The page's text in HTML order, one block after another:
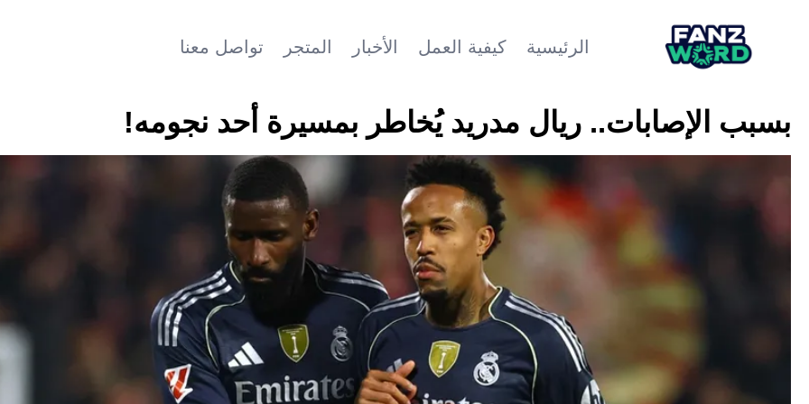
الرئيسية كيفية العمل الأخبار المتجر تواصل معنا
بسبب الإصابات.. ريال مدريد يُخاطر بمسيرة أحد نجومه!